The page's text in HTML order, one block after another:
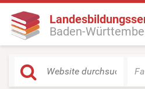
Baden-